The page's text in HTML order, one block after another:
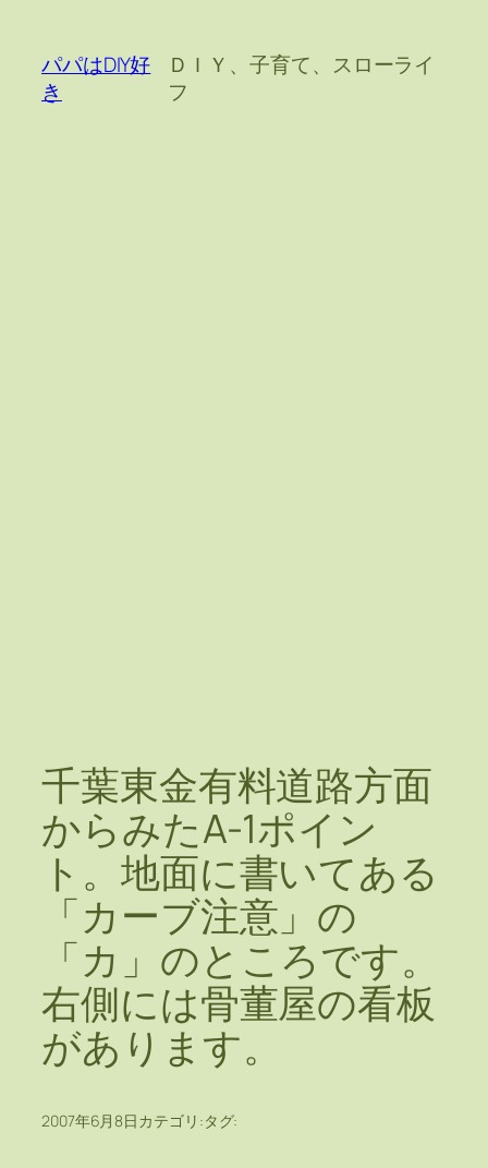
パパはDIY好
き
ＤＩＹ、子育て、スローライ
フ
千葉東金有料道路方面
からみたA-1ポイン
ト。地面に書いてある
「カーブ注意」の
「カ」のところです。
右側には骨董屋の看板
があります。
2007年6月8日 カテゴリ:タグ: